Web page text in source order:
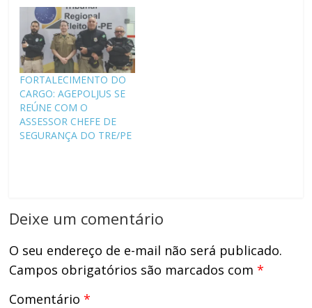
FORTALECIMENTO DO
CARGO: AGEPOLJUS SE
REÚNE COM O
ASSESSOR CHEFE DE
SEGURANÇA DO TRE/PE
Deixe um comentário
O seu endereço de e-mail não será publicado.
Campos obrigatórios são marcados com*
Comentário*